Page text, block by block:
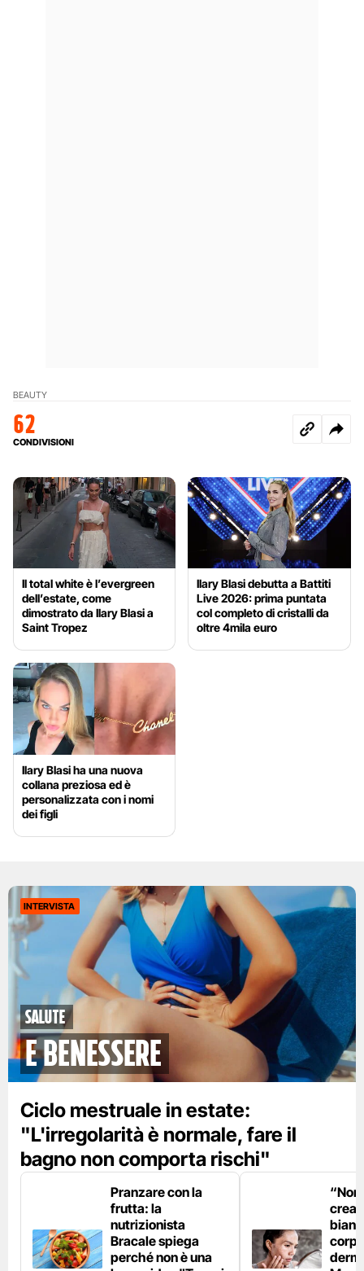
BEAUTY
62
CONDIVISIONI
Il total white è l’evergreen
dell’estate, come
dimostrato da Ilary Blasi a
Saint Tropez
Ilary Blasi debutta a Battiti
Live 2026: prima puntata
col completo di cristalli da
oltre 4mila euro
Ilary Blasi ha una nuova
collana preziosa ed è
personalizzata con i nomi
dei figli
INTERVISTA
Salute
e benessere
Ciclo mestruale in estate:
"L'irregolarità è normale, fare il
bagno non comporta rischi"
Pranzare con la
frutta: la
nutrizionista
Bracale spiega
perché non è una
“Non